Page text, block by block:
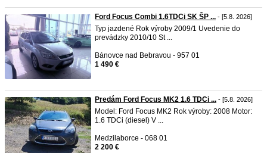
Ford Focus Combi 1.6TDCi SK ŠP ... - [5.8. 2026]
Typ jazdené Rok výroby 2009/1 Uvedenie do
prevádzky 2010/10 St ...
Bánovce nad Bebravou - 957 01
1 490 €
Predám Ford Focus MK2 1.6 TDCi ... - [5.8. 2026]
Model: Ford Focus MK2 Rok výroby: 2008 Motor:
1.6 TDCi (diesel) V ...
Medzilaborce - 068 01
2 200 €